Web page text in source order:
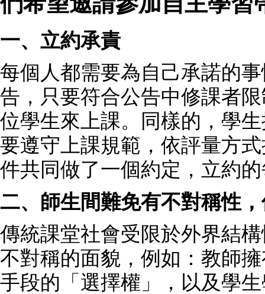
一、立約承責
每個人都需要為自己承諾的
告，只要符合公告中修課者
位學生來上課。同樣的，學
要遵守上課規範，依評量方
件共同做了一個約定，立約
二、師生間難免有不對稱性
傳統課堂社會受限於外界結
不對稱的面貌，例如：教師
手段的「選擇權」，以及學